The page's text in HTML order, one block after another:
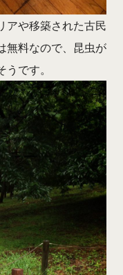
アや移築された古民
無料なので、昆虫が
です。